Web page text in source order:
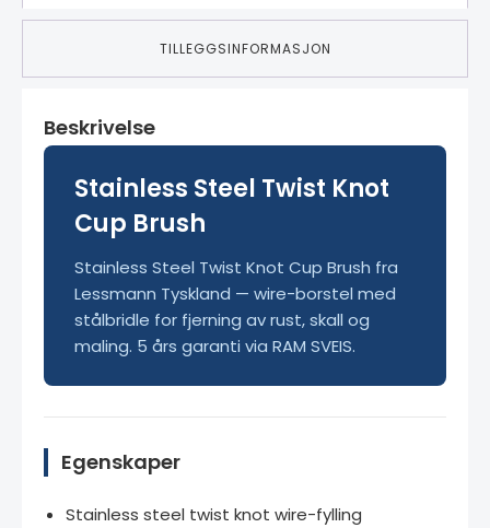
TILLEGGSINFORMASJON
Beskrivelse
Stainless Steel Twist Knot
Cup Brush
Stainless Steel Twist Knot Cup Brush fra
Lessmann Tyskland — wire-borstel med
stålbridle for fjerning av rust, skall og
maling. 5 års garanti via RAM SVEIS.
Egenskaper
Stainless steel twist knot wire-fylling